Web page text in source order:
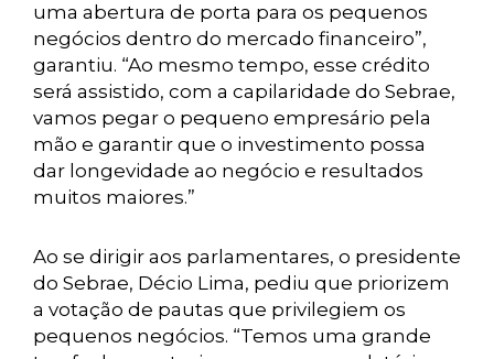
uma abertura de porta para os pequenos
negócios dentro do mercado financeiro”,
garantiu. “Ao mesmo tempo, esse crédito
será assistido, com a capilaridade do Sebrae,
vamos pegar o pequeno empresário pela
mão e garantir que o investimento possa
dar longevidade ao negócio e resultados
muitos maiores.”
Ao se dirigir aos parlamentares, o presidente
do Sebrae, Décio Lima, pediu que priorizem
a votação de pautas que privilegiem os
pequenos negócios. “Temos uma grande